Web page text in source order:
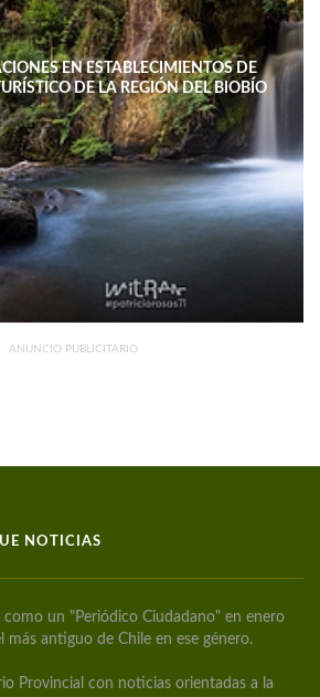
EN ESTABLECIMIENTOS DE
DE LA REGIÓN DEL BIOBÍO
15,4% INTERANUAL
ANUNCIO PUBLICITARIO
NOTICIAS
como un "Periódico Ciudadano" en enero
más antiguo de Chile en ese género.
Provincial con noticias orientadas a la